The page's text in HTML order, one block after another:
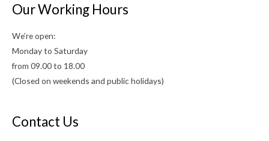
Our Working Hours
We’re open:
Monday to Saturday
from 09.00 to 18.00
(Closed on weekends and public holidays)
Contact Us